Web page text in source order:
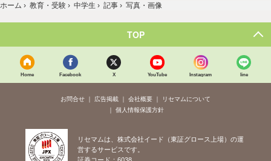
ホーム › 教育・受験 › 中学生 › 記事 › 写真・画像
TOP
Home Facebook X YouTube Instagram line
お問合せ 広告掲載 会社概要
リセマムについて
個人情報保護方針
リセマムは、株式会社イード（東証グロース上場）の運
営するサービスです。